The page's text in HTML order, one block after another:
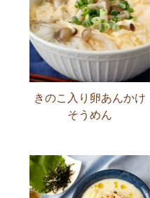
きのこ入り卵あんかけ
そうめん